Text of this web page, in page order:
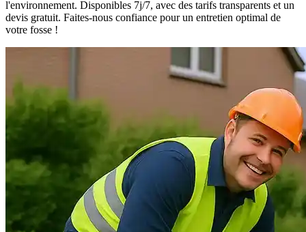
l'environnement. Disponibles 7j/7, avec des tarifs transparents et un
devis gratuit. Faites-nous confiance pour un entretien optimal de
votre fosse !